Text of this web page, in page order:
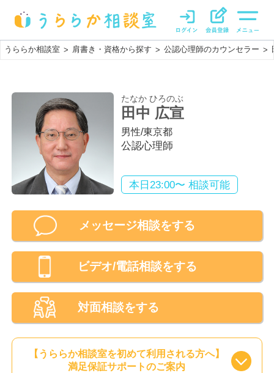
うららか相談室 > 肩書き・資格から探す > 公認心理師のカウンセラー >
たなか ひろのぶ
田中 広宣
男性/東京都
公認心理師
本日23:00〜 相談可能
メッセージ相談をする
ビデオ/電話相談をする
対面相談をする
【うららか相談室を初めて利用される方へ】
満足保証サポートのご案内